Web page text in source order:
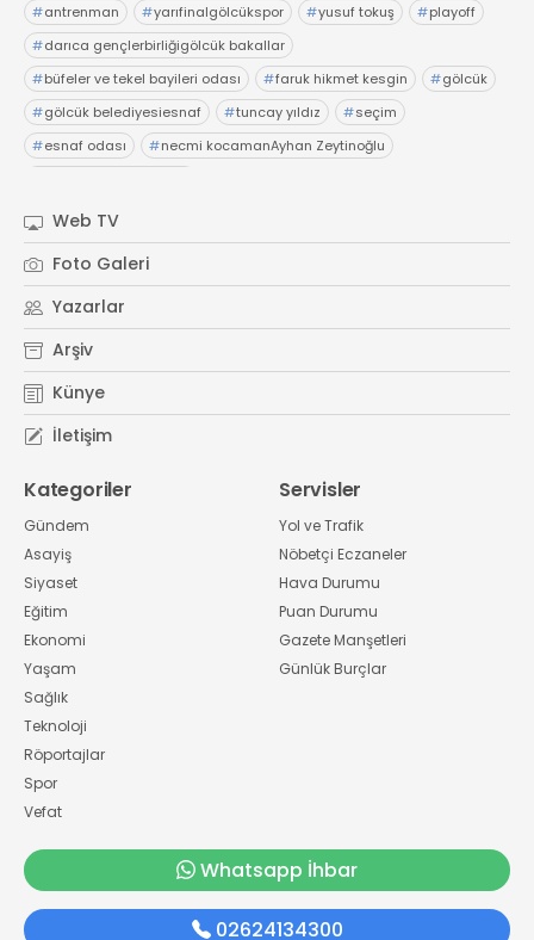
#antrenman #yarıfinalgölcükspor #yusuf tokuş #playoff
#darıca gençlerbirliğigölcük bakallar
#büfeler ve tekel bayileri odası #faruk hikmet kesgin #gölcük
#gölcük belediyesiesnaf #tuncay yıldız #seçim
#esnaf odası #necmi kocamanAyhan Zeytinoğlu
Web TV
Foto Galeri
Yazarlar
Arşiv
Künye
İletişim
Kategoriler
Gündem
Asayiş
Siyaset
Eğitim
Ekonomi
Yaşam
Sağlık
Teknoloji
Röportajlar
Spor
Vefat
Servisler
Yol ve Trafik
Nöbetçi Eczaneler
Hava Durumu
Puan Durumu
Gazete Manşetleri
Günlük Burçlar
Whatsapp İhbar
02624134300